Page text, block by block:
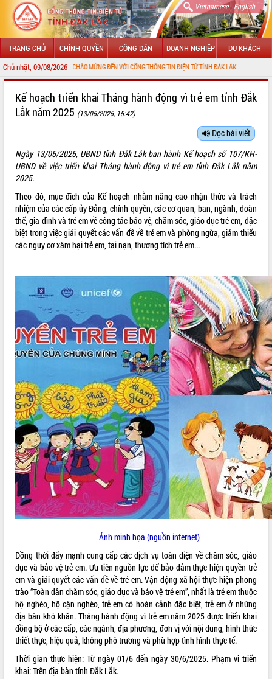
Vietnamese| English
TRANG CHỦ CHÍNH QUYỀN CÔNG DÂN DOANH NGHIỆP DU KHÁCH
Chủ nhật, 09/08/2026CHÀO MỪNG ĐẾN VỚI CỔNG THÔNG TIN ĐIỆN TỬ TỈNH ĐẮK LẮK
LÃNH ĐẠO UBND TỈNH
SỞ, BAN, NGÀNH
THÔNG TIN CHỈ ĐẠO ĐIỀU HÀNH
HỆ THỐNG VĂN BẢN
ĐIỂM TIN VĂN BẢN
QUY HOẠCH - KẾ HOẠCH
VIDEO
Loading the player...
Trailer Lễ hội Sầu riêng Đắk Lắk năm
2026
Khám bệnh, cấp phát thuốc miễn phí
và tặng quà người dân xã Cư Pui
Hội nghị UBND tỉnh Đắk Lắk thường kỳ
tháng 7/2026
Kế hoạch triển khai Tháng hành động vì trẻ em tỉnh Đắk
Lắk năm 2025 (13/05/2025, 15:42)
Đọc bài viết
Ngày 13/05/2025, UBND tỉnh Đắk Lắk ban hành Kế hoạch số 107/KH-
UBND về việc triển khai Tháng hành động vì trẻ em tỉnh Đắk Lắk năm
2025.
Theo đó, mục đích của Kế hoạch nhằm nâng cao nhận thức và trách
nhiệm của các cấp ủy Đảng, chính quyền, các cơ quan, ban, ngành, đoàn
thể, gia đình và trẻ em về công tác bảo vệ, chăm sóc, giáo dục trẻ em, đặc
biệt trong việc giải quyết các vấn đề về trẻ em và phòng ngừa, giảm thiểu
các nguy cơ xâm hại trẻ em, tai nạn, thương tích trẻ em...
Ảnh minh họa (nguồn internet)
Đồng thời đẩy mạnh cung cấp các dịch vụ toàn diện về chăm sóc, giáo
dục và bảo vệ trẻ em. Ưu tiên nguồn lực để bảo đảm thực hiện quyền trẻ
em và giải quyết các vấn đề về trẻ em. Vận động xã hội thực hiện phong
trào “Toàn dân chăm sóc, giáo dục và bảo vệ trẻ em”, nhất là trẻ em thuộc
hộ nghèo, hộ cận nghèo, trẻ em có hoàn cảnh đặc biệt, trẻ em ở những
địa bàn khó khăn. Tháng hành động vì trẻ em năm 2025 được triển khai
đồng bộ ở các cấp, các ngành, địa phương, đơn vị với nội dung, hình thức
thiết thực, hiệu quả, không phô trương và phù hợp tình hình thực tế.
Thời gian thực hiện: Từ ngày 01/6 đến ngày 30/6/2025. Phạm vi triển
khai: Trên địa bàn tỉnh Đắk Lắk.